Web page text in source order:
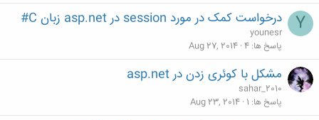
Y درخواست کمک در مورد session در asp.net زبان C#
younesr
پاسخ ها 4
Aug 27, 2014
مشکل با کوئری زدن در asp.net
sahar_2010
پاسخ ها 1
Aug 23, 2014